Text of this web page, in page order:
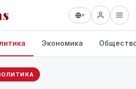
▾
Экономика